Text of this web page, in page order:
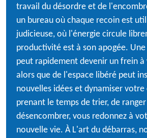
travail du désordre et de
un bureau où chaque recoin est
judicieuse, où l'énergie circule
productivité est à son apogée.
peut rapidement devenir un frein
alors que de l'espace libéré peut
nouvelles idées et dynamiser votre
prenant le temps de trier, de
désencombrer, vous redonnez à
nouvelle vie. À L'art du débarras,